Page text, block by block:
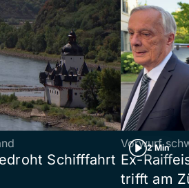
Schifffahrt
2 Min
Vorwurf
Ex-
trifft am